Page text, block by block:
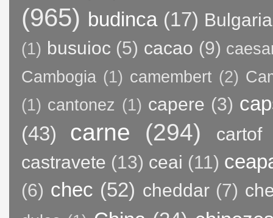
(965) budinca (17) Bulgaria
(1) busuioc (5) cacao (9)
Cambogia (1) camembert (2)
(1) cantonez (1) capere (3)
(43)
carne (294)
cartof
castravete (13) ceai (11)
(6) chec (52) cheddar (7)